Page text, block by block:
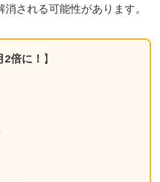
される可能性があります。
倍に！ 】